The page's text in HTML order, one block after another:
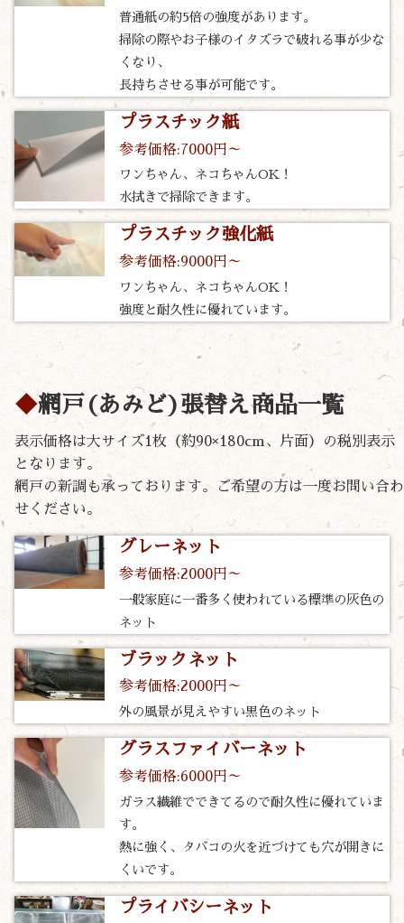
普通紙の約5倍の強度があります。
掃除の際やお子様のイタズラで破れる事が少な
くなり、
長持ちさせる事が可能です。
プラスチック紙
参考価格:7000円～
ワンちゃん、ネコちゃんOK！
水拭きで掃除できます。
プラスチック強化紙
参考価格:9000円～
ワンちゃん、ネコちゃんOK！
強度と耐久性に優れています。
網戸(あみど)張替え商品一覧
表示価格は大サイズ1枚（約90×180cm、片面）の税別表示
となります。
網戸の新調も承っております。ご希望の方は一度お問い合わ
せください。
グレーネット
参考価格:2000円～
一般家庭に一番多く使われている標準の灰色の
ネット
ブラックネット
参考価格:2000円～
外の風景が見えやすい黒色のネット
グラスファイバーネット
参考価格:6000円～
ガラス繊維でできてるので耐久性に優れていま
す。
熱に強く、タバコの火を近づけても穴が開きに
くいです。
プライバシーネット